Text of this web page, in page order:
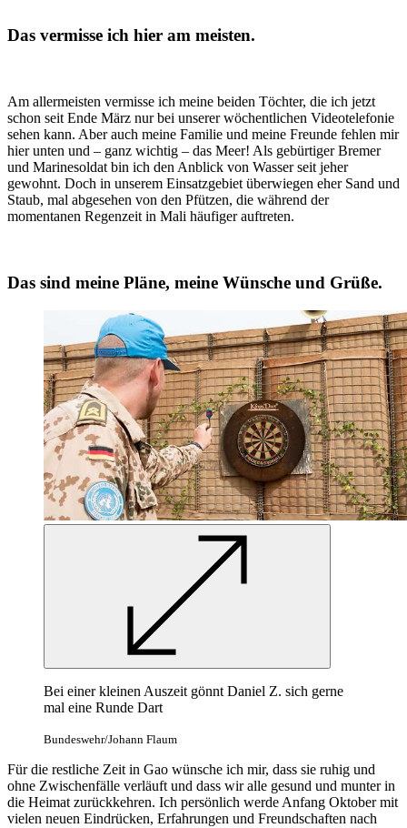
Das vermisse ich hier am meisten.
Am allermeisten vermisse ich meine beiden Töchter, die ich jetzt
schon seit Ende März nur bei unserer wöchentlichen Videotelefonie
sehen kann. Aber auch meine Familie und meine Freunde fehlen mir
hier unten und – ganz wichtig – das Meer! Als gebürtiger Bremer
und Marinesoldat bin ich den Anblick von Wasser seit jeher
gewohnt. Doch in unserem Einsatzgebiet überwiegen eher Sand und
Staub, mal abgesehen von den Pfützen, die während der
momentanen Regenzeit in Mali häufiger auftreten.
Das sind meine Pläne, meine Wünsche und Grüße.
Bei einer kleinen Auszeit gönnt Daniel Z. sich gerne
mal eine Runde Dart
Bundeswehr/Johann Flaum
Für die restliche Zeit in Gao wünsche ich mir, dass sie ruhig und
ohne Zwischenfälle verläuft und dass wir alle gesund und munter in
die Heimat zurückkehren. Ich persönlich werde Anfang Oktober mit
vielen neuen Eindrücken, Erfahrungen und Freundschaften nach